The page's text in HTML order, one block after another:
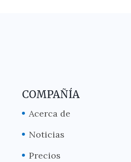
COMPAÑÍA
Acerca de
Noticias
Precios